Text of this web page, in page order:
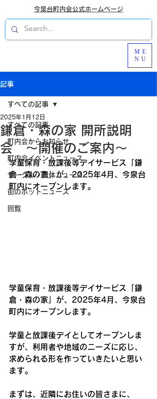
今泉台町内会公式ホームページ
ME
NU
記事
すべての記事
町内会からお知らせ
町内会イベントニュース
サークル・団体ニュース
街のホットニュース
回覧
すべての記事
鎌倉・森の家 開所説明
会 ～開催のご案内～
2025年1月12日
学童保育・放課後等デイサービス「鎌
倉・森の家」が、2025年4月、今泉台
町内にオープンします。
学童保育・放課後等デイサービス「鎌
倉・森の家」が、2025年4月、今泉台
町内にオープンします。
学童と放課後デイとしてオープンしま
すが、利用者や地域のニーズに応じ、
求められる形を作っていきたいと思い
ます。
まずは、近隣にお住いの皆さまに、